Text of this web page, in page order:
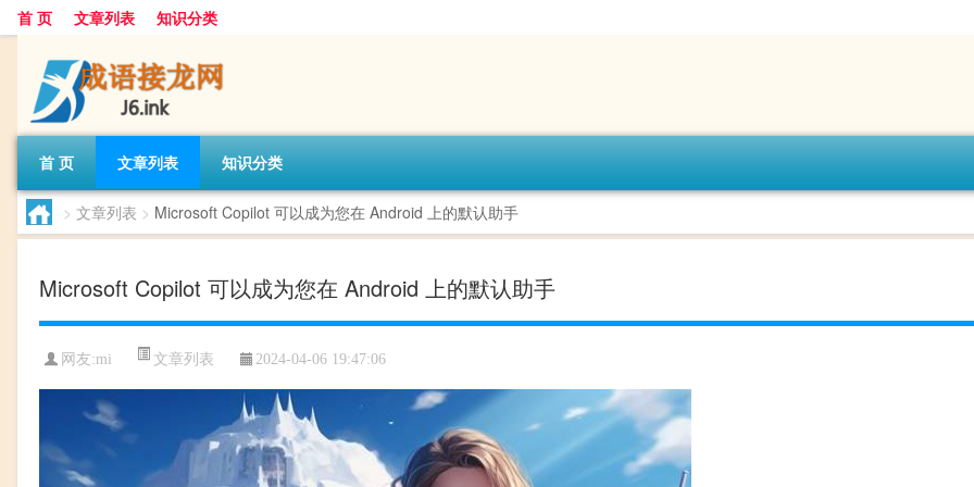
首 页 文章列表 知识分类
首 页 文章列表 知识分类
> 文章列表 > Microsoft Copilot 可以成为您在 Android 上的默认助手
Microsoft Copilot 可以成为您在 Android 上的默认助手
网友:mi 文章列表 2024-04-06 19:47:06